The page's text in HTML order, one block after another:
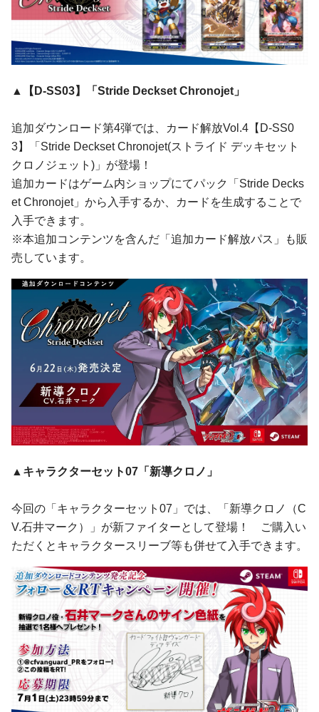
▲【D-SS03】「Stride Deckset Chronojet」
追加ダウンロード第4弾では、カード解放Vol.4【D-SS0
3】「Stride Deckset Chronojet(ストライド デッキセット
クロノジェット)」が登場！
追加カードはゲーム内ショップにてパック「Stride Decks
et Chronojet」から入手するか、カードを生成することで
入手できます。
※本追加コンテンツを含んだ「追加カード解放パス」も販
売しています。
▲キャラクターセット07「新導クロノ」
今回の「キャラクターセット07」では、「新導クロノ（C
V.石井マーク）」が新ファイターとして登場！ ご購入い
ただくとキャラクタースリーブ等も併せて入手できます。